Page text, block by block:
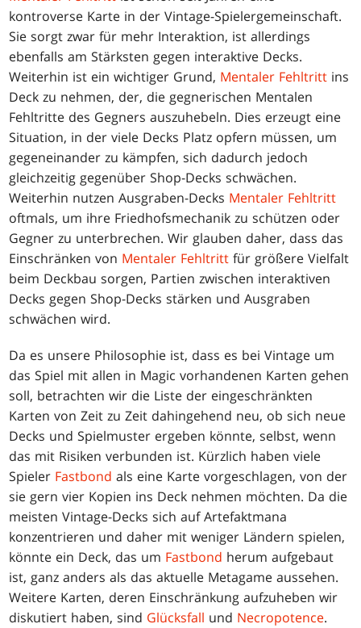
kontroverse Karte in der Vintage-Spielergemeinschaft.
Sie sorgt zwar für mehr Interaktion, ist allerdings
ebenfalls am Stärksten gegen interaktive Decks.
Weiterhin ist ein wichtiger Grund, Mentaler Fehltritt ins
Deck zu nehmen, der, die gegnerischen Mentalen
Fehltritte des Gegners auszuhebeln. Dies erzeugt eine
Situation, in der viele Decks Platz opfern müssen, um
gegeneinander zu kämpfen, sich dadurch jedoch
gleichzeitig gegenüber Shop-Decks schwächen.
Weiterhin nutzen Ausgraben-Decks Mentaler Fehltritt
oftmals, um ihre Friedhofsmechanik zu schützen oder
Gegner zu unterbrechen. Wir glauben daher, dass das
Einschränken von Mentaler Fehltritt für größere Vielfalt
beim Deckbau sorgen, Partien zwischen interaktiven
Decks gegen Shop-Decks stärken und Ausgraben
schwächen wird.
Da es unsere Philosophie ist, dass es bei Vintage um
das Spiel mit allen in Magic vorhandenen Karten gehen
soll, betrachten wir die Liste der eingeschränkten
Karten von Zeit zu Zeit dahingehend neu, ob sich neue
Decks und Spielmuster ergeben könnte, selbst, wenn
das mit Risiken verbunden ist. Kürzlich haben viele
Spieler Fastbond als eine Karte vorgeschlagen, von der
sie gern vier Kopien ins Deck nehmen möchten. Da die
meisten Vintage-Decks sich auf Artefaktmana
konzentrieren und daher mit weniger Ländern spielen,
könnte ein Deck, das um Fastbond herum aufgebaut
ist, ganz anders als das aktuelle Metagame aussehen.
Weitere Karten, deren Einschränkung aufzuheben wir
diskutiert haben, sind Glücksfall und Necropotence.